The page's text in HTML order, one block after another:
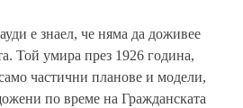
е знаел, че няма да доживее
Той умира през 1926 година,
частични планове и модели,
по време на Гражданската